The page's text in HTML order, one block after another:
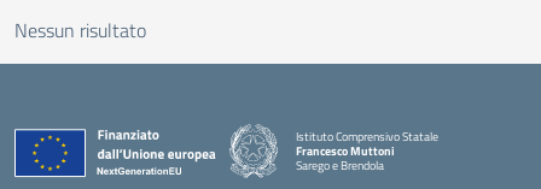
Nessun risultato
Istituto Comprensivo Statale
Francesco Muttoni
Sarego e Brendola
— Visita la pagina iniziale della scuola